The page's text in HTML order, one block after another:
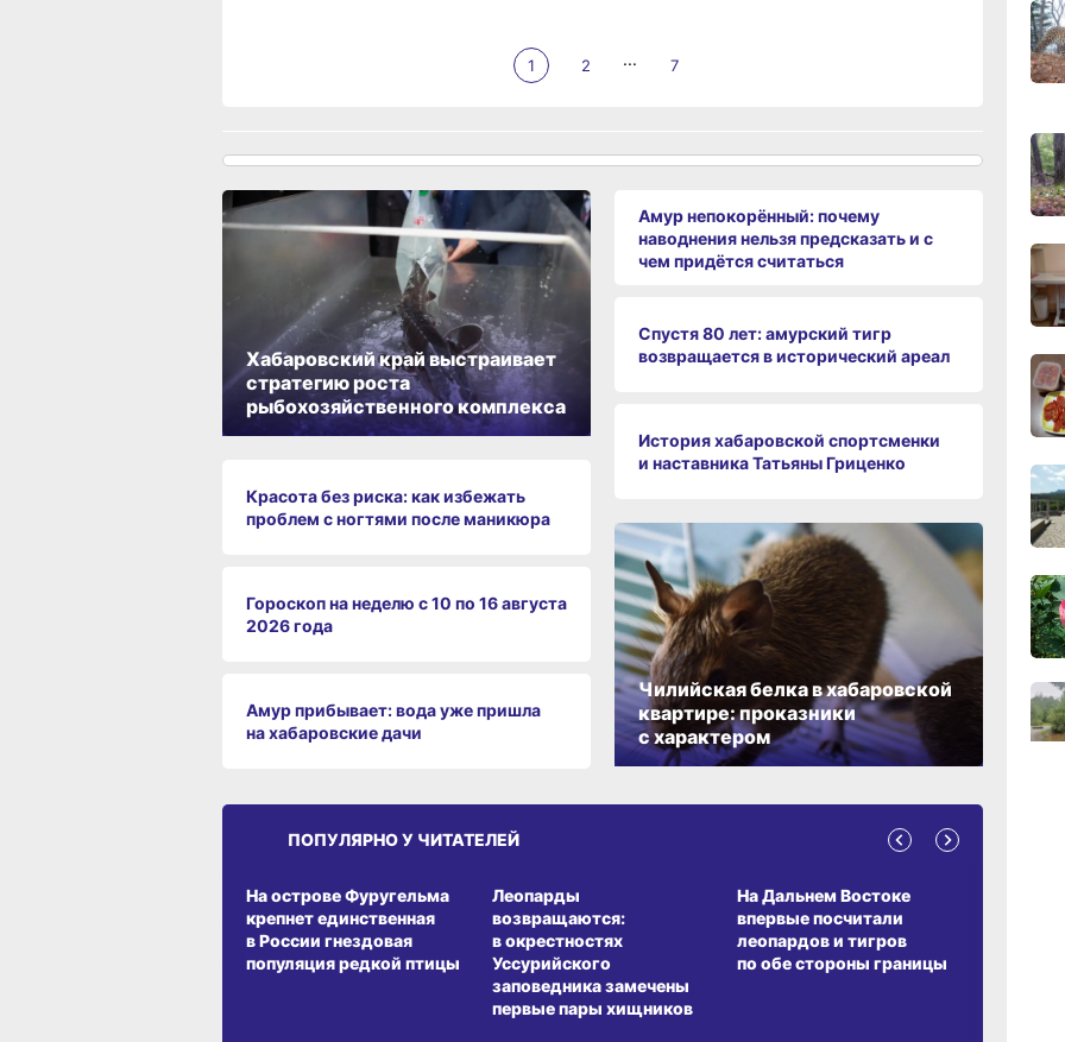
1 2 ... 7
Хабаровский край выстраивает
стратегию роста
рыбохозяйственного комплекса
Красота без риска: как избежать
проблем с ногтями после маникюра
Гороскоп на неделю с 10 по 16 августа
2026 года
Амур прибывает: вода уже пришла
на хабаровские дачи
Амур непокорённый: почему
наводнения нельзя предсказать и с
чем придётся считаться
Спустя 80 лет: амурский тигр
возвращается в исторический ареал
История хабаровской спортсменки
и наставника Татьяны Гриценко
Чилийская белка в хабаровской
квартире: проказники
с характером
ПОПУЛЯРНО У ЧИТАТЕЛЕЙ
На острове Фуругельма
крепнет единственная
в России гнездовая
популяция редкой птицы
Леопарды
возвращаются:
в окрестностях
Уссурийского
заповедника замечены
первые пары хищников
На Дальнем Востоке
впервые посчитали
леопардов и тигров
по обе стороны границы
17:08,